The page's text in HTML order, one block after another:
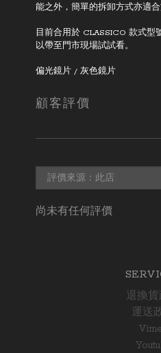
能之外，簡單的拆卸方式亦適合
目前合用於 CLASSICO 款式型
以帶至門市現場試試看。
偏光鏡片 / 灰色鏡片
顧客評價
尚未有任何評價
退換
運送